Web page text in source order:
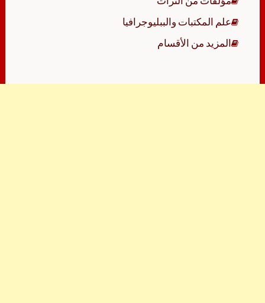
علم المكتبات والببليوجرافيا
المزيد من الأقسام